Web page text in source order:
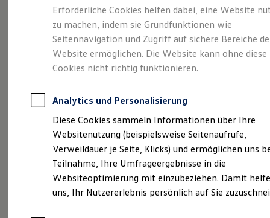
Leasing
Leasing-Angebote
Gebrauchtwagen Leasing
Junge Gebrauchtwagen-Leasing
Elektroauto Leasing
Kleinwagen-Leasing
Leasing ohne Anzahlung
Autokredit mit Schlussrate
Versicherungen und Garantien
Kfz-Versicherung
Restschuldversicherungen
Garantien
Wartungsverträge
Geschäftskunden
Professional Class bei Volkswagen
Großkunden
Behörden
Eine Klasse für sich.
Der Golf.
( Impressum & Rechtliches)
Erforderliche Cookies helfen dabei, eine Website
zu machen, indem sie Grundfunktionen wie
Seitennavigation und Zugriff auf sichere Bereiche
Website ermöglichen. Die Website kann ohne diese
Cookies nicht richtig funktionieren.
Analytics und Personalisierung
Diese Cookies sammeln Informationen über Ihre
Websitenutzung (beispielsweise Seitenaufrufe,
Verweildauer je Seite, Klicks) und ermöglichen uns
Teilnahme, Ihre Umfrageergebnisse in die
Websiteoptimierung mit einzubeziehen. Damit
uns, Ihr Nutzererlebnis persönlich auf Sie